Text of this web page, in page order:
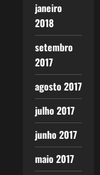
janeiro
2018
setembro
2017
agosto 2017
julho 2017
junho 2017
maio 2017